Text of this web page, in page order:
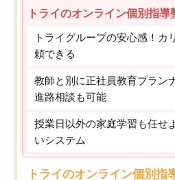
トライのオンライン個別指
トライグループの安心感！カ
頼できる
教師と別に正社員教育プラン
進路相談も可能
授業日以外の家庭学習も任せ
いシステム
トライのオンライン個別指